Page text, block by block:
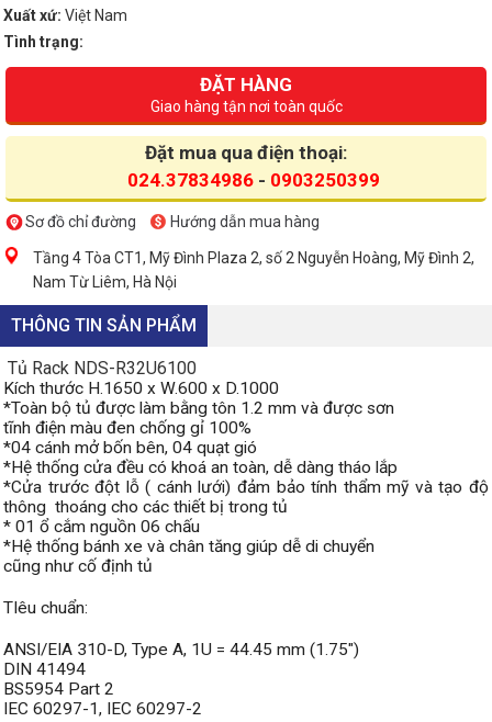
Xuất xứ: Việt Nam
Tình trạng:
ĐẶT HÀNG
Giao hàng tận nơi toàn quốc
Đặt mua qua điện thoại:
024.37834986- 0903250399
Sơ đồ chỉ đường Hướng dẫn mua hàng
Tầng 4 Tòa CT1, Mỹ Đình Plaza 2, số 2 Nguyễn Hoàng, Mỹ Đình 2,
Nam Từ Liêm, Hà Nội
THÔNG TIN SẢN PHẨM
Tủ Rack NDS-R32U6100
Kích thước H.1650 x W.600 x D.1000
*Toàn bộ tủ được làm bằng tôn 1.2 mm và được sơn
tĩnh điện màu đen chống gỉ 100%
*04 cánh mở bốn bên, 04 quạt gió
*Hệ thống cửa đều có khoá an toàn, dễ dàng tháo lắp
*Cửa trước đột lỗ ( cánh lưới) đảm bảo tính thẩm mỹ và tạo độ
thông thoáng cho các thiết bị trong tủ
* 01 ổ cắm nguồn 06 chấu
*Hệ thống bánh xe và chân tăng giúp dễ di chuyển
cũng như cố định tủ
TIêu chuẩn:
ANSI/EIA 310-D, Type A, 1U = 44.45 mm (1.75″)
DIN 41494
BS5954 Part 2
IEC 60297-1, IEC 60297-2